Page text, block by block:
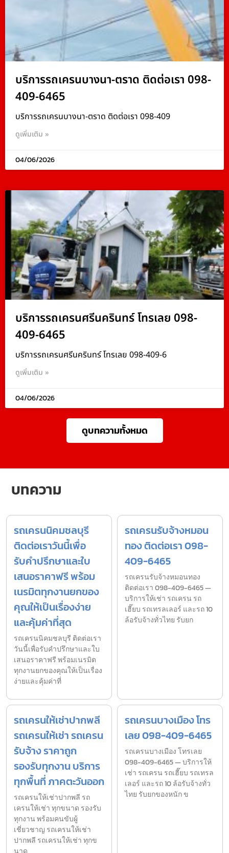
บริการรถเครนบางนา-ตราด ติดต่อเรา 098-
409-6465
บริการรถเครนบางนา-ตราด ติดต่อเรา 098-409
ดูเพิ่มเติม »
04/06/2026
บริการรถเครนศรีนครินทร์ โทรเลย 098-
409-6465
บริการรถเครนศรีนครินทร์ โทรเลย 098-409-6
ดูเพิ่มเติม »
04/06/2026
ดูบทความทั้งหมด
บทความ
รถเครนนิคมชลบุรี
ติดต่อเราวันนี้เพื่อ
รับคำปรึกษาและใบ
เสนอราคาฟรี พร้อม
เนรมิตทุกงานยกของ
คุณให้เป็นเรื่องง่าย
และคุ้มค่าที่สุด
รถเครนนิคมชลบุรี ติดต่อเรา
วันนี้เพื่อรับคำปรึกษาและใบ
เสนอราคาฟรี พร้อมเนรมิต
ทุกงานยกของคุณให้เป็นเรื่อง
ง่ายและคุ้มค่าที่
รถเครนรับจ้างหมอน
ทอง ติดต่อเรา 098-
409-6465
รถเครนรับจ้างหมอนทอง
ติดต่อเรา 098-409-6465 —
บริการให้เช่า รถเครน รถ
เฮี๊ยบ รถเทรลเลอร์ และรถ 10
ล้อรับจ้างทั่วไทย รับยก
รถเครนให้เช่าปากพลี
รถเครนให้เช่า รถเครน
รับจ้าง ราคาถูก
รองรับทุกงาน บริการ
ทุกพื้นที่ ภาคตะวันออก
รถเครนให้เช่าปากพลี รถ
เครนให้เช่า ทุกขนาด รองรับ
ทุกงาน พร้อมคนขับผู้
เชี่ยวชาญ รถเครนให้เช่า
ปากพลี รถเครนให้เช่า ทุกข
รถเครนบางเมือง โทร
เลย 098-409-6465
รถเครนบางเมือง โทรเลย
098-409-6465 — บริการให้
เช่า รถเครน รถเฮี๊ยบ รถเทรล
เลอร์ และรถ 10 ล้อรับจ้างทั่ว
ไทย รับยกของหนัก ข